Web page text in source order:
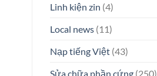
Linh kiện zin (4)
Local news(11)
Nạp tiếng Việt(43)
Sửa chữa phần cứng(250)